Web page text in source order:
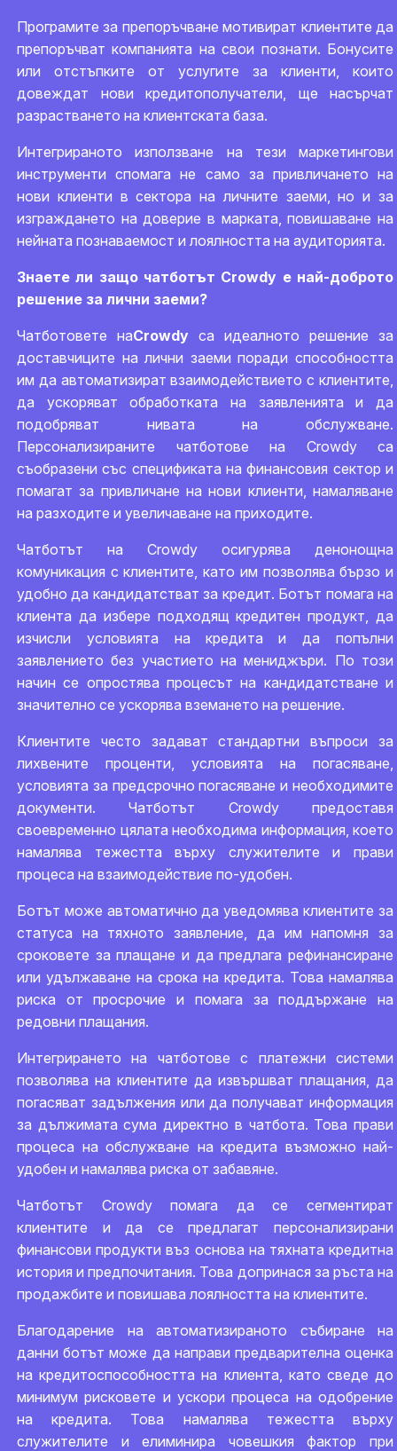
Програмите за препоръчване мотивират клиентите да
препоръчват компанията на свои познати. Бонусите
или отстъпките от услугите за клиенти, които
довеждат нови кредитополучатели, ще насърчат
разрастването на клиентската база.
Интегрираното използване на тези маркетингови
инструменти спомага не само за привличането на
нови клиенти в сектора на личните заеми, но и за
изграждането на доверие в марката, повишаване на
нейната познаваемост и лоялността на аудиторията.
Знаете ли защо чатботът Crowdy е най-доброто
решение за лични заеми?
Чатботовете наCrowdy са идеалното решение за
доставчиците на лични заеми поради способността
им да автоматизират взаимодействието с клиентите,
да ускоряват обработката на заявленията и да
подобряват нивата на обслужване.
Персонализираните чатботове на Crowdy са
съобразени със спецификата на финансовия сектор и
помагат за привличане на нови клиенти, намаляване
на разходите и увеличаване на приходите.
Чатботът на Crowdy осигурява денонощна
комуникация с клиентите, като им позволява бързо и
удобно да кандидатстват за кредит. Ботът помага на
клиента да избере подходящ кредитен продукт, да
изчисли условията на кредита и да попълни
заявлението без участието на мениджъри. По този
начин се опростява процесът на кандидатстване и
значително се ускорява вземането на решение.
Клиентите често задават стандартни въпроси за
лихвените проценти, условията на погасяване,
условията за предсрочно погасяване и необходимите
документи. Чатботът Crowdy предоставя
своевременно цялата необходима информация, което
намалява тежестта върху служителите и прави
процеса на взаимодействие по-удобен.
Ботът може автоматично да уведомява клиентите за
статуса на тяхното заявление, да им напомня за
сроковете за плащане и да предлага рефинансиране
или удължаване на срока на кредита. Това намалява
риска от просрочие и помага за поддържане на
редовни плащания.
Интегрирането на чатботове с платежни системи
позволява на клиентите да извършват плащания, да
погасяват задължения или да получават информация
за дължимата сума директно в чатбота. Това прави
процеса на обслужване на кредита възможно най-
удобен и намалява риска от забавяне.
Чатботът Crowdy помага да се сегментират
клиентите и да се предлагат персонализирани
финансови продукти въз основа на тяхната кредитна
история и предпочитания. Това допринася за ръста на
продажбите и повишава лоялността на клиентите.
Благодарение на автоматизираното събиране на
данни ботът може да направи предварителна оценка
на кредитоспособността на клиента, като сведе до
минимум рисковете и ускори процеса на одобрение
на кредита. Това намалява тежестта върху
служителите и елиминира човешкия фактор при